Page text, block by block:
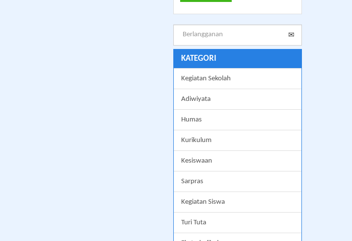
KATEGORI
Kegiatan Sekolah
Adiwiyata
Humas
Kurikulum
Kesiswaan
Sarpras
Kegiatan Siswa
Turi Tuta